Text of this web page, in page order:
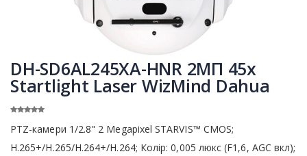
DH-SD6AL245XA-HNR 2МП 45x
Startlight Laser WizMind Dahua
PTZ-камери 1/2.8" 2 Megapixel STARVIS™ CMOS;
H.265+/H.265/H.264+/H.264; Колір: 0,005 люкс (F1,6, AGC вкл);